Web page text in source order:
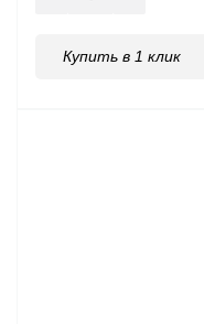
Купить в 1 клик